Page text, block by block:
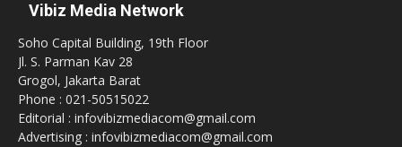
Vibiz Media Network
Soho Capital Building, 19th Floor
Jl. S. Parman Kav 28
Grogol, Jakarta Barat
Phone : 021-50515022
Editorial : infovibizmediacom@gmail.com
Advertising : infovibizmediacom@gmail.com